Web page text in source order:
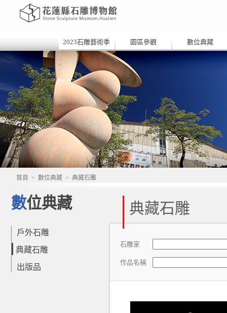
2023石雕藝術季 園區參觀 數位典藏
首頁 > 數位典藏 > 典藏石雕
數位典藏
戶外石雕
典藏石雕
出版品
典藏石雕
石雕家
作品名稱